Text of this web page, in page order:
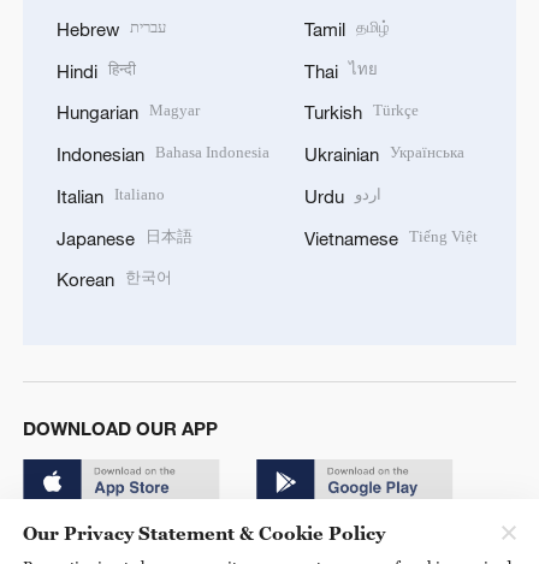
Hebrew עברית
Hindi हिन्दी
Hungarian Magyar
Indonesian Bahasa Indonesia
Italian Italiano
Japanese 日本語
Korean 한국어
Tamil தமிழ்
Thai ไทย
Turkish Türkçe
Ukrainian Українська
Urdu اردو
Vietnamese Tiếng Việt
DOWNLOAD OUR APP
Our Privacy Statement & Cookie Policy